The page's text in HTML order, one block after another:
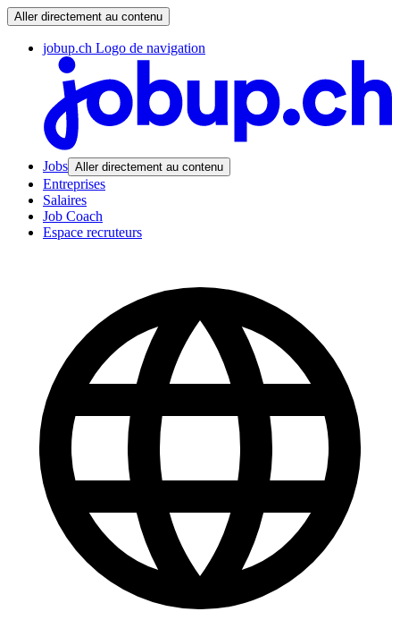
Aller directement au contenu
jobup.ch Logo de navigation
Jobs Aller directement au contenu
Entreprises
Salaires
Job Coach
Espace recruteurs